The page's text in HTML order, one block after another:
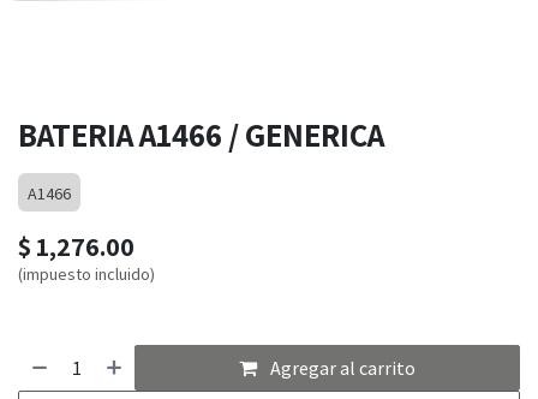
BATERIA A1466 / GENERICA
A1466
$ 1,276.00
(impuesto incluido)
Agregar al carrito